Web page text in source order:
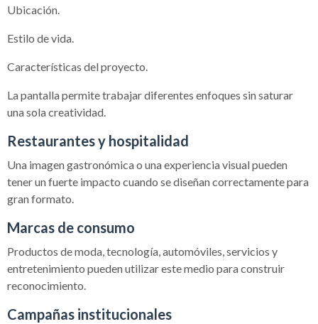
Ubicación.
Estilo de vida.
Características del proyecto.
La pantalla permite trabajar diferentes enfoques sin saturar
una sola creatividad.
Restaurantes y hospitalidad
Una imagen gastronómica o una experiencia visual pueden
tener un fuerte impacto cuando se diseñan correctamente para
gran formato.
Marcas de consumo
Productos de moda, tecnología, automóviles, servicios y
entretenimiento pueden utilizar este medio para construir
reconocimiento.
Campañas institucionales